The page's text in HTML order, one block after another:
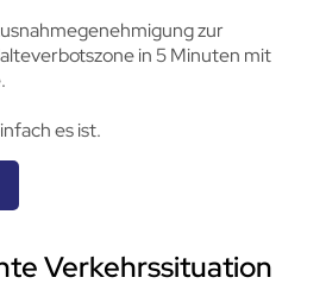
zur
in 5 Minuten mit
es ist.
Verkehrssituation